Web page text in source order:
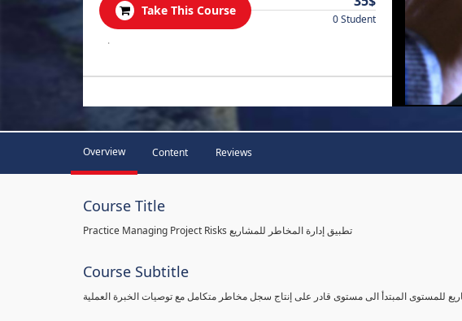
Take This Course
0 Student
.
Overview Content Reviews
Course Title
Practice Managing Project Risks تطبيق إدارة المخاطر للمشاريع
Course Subtitle
للمستوى المبتدأ الى مستوى قادر على إنتاج سجل مخاطر متكامل مع توصيات الخبرة العملية